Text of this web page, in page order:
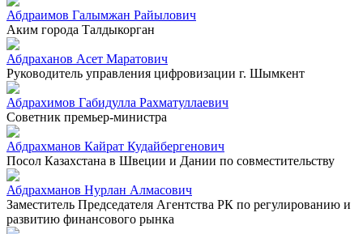
Абдраимов Галымжан Райылович
Аким города Талдыкорган
Абдраханов Асет Маратович
Руководитель управления цифровизации г. Шымкент
Абдрахимов Габидулла Рахматуллаевич
Советник премьер-министра
Абдрахманов Кайрат Кудайбергенович
Посол Казахстана в Швеции и Дании по совместительству
Абдрахманов Нурлан Алмасович
Заместитель Председателя Агентства РК по регулированию и
развитию финансового рынка